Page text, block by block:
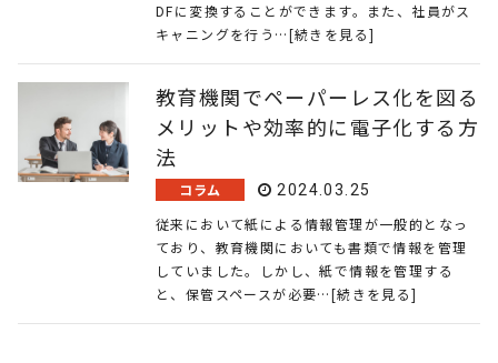
DFに変換することができます。また、社員がス
キャニングを行う…[続きを見る]
教育機関でペーパーレス化を図る
メリットや効率的に電子化する方
法
コラム 2024.03.25
従来において紙による情報管理が一般的となっ
ており、教育機関においても書類で情報を管理
していました。しかし、紙で情報を管理する
と、保管スペースが必要…[続きを見る]